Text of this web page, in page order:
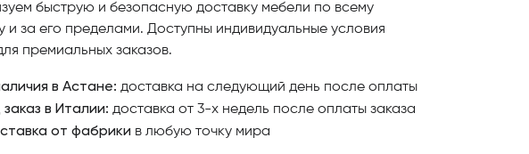
из литого под давлением алюминия.
варианты отделки:
быструю и безопасную доставку мебели по всему
и за его пределами. Доступны индивидуальные условия
премиальных заказов.
в Астане: доставка на следующий день после оплаты
в Италии: доставка от 3-х недель после оплаты заказа
от фабрики в любую точку мира